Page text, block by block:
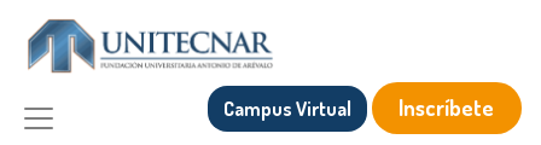
Campus Virtual Inscríbete